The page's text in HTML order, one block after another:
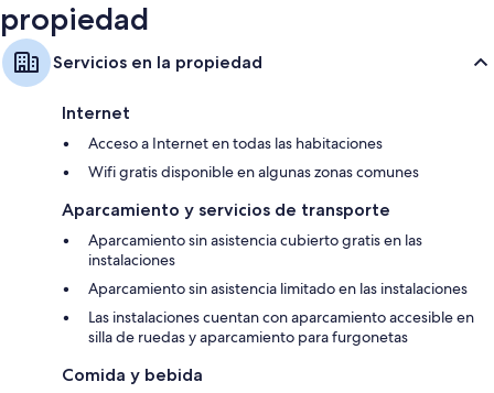
propiedad
Servicios en la propiedad
Internet
Acceso a Internet en todas las habitaciones
Wifi gratis disponible en algunas zonas comunes
Aparcamiento y servicios de transporte
Aparcamiento sin asistencia cubierto gratis en las
instalaciones
Aparcamiento sin asistencia limitado en las instalaciones
Las instalaciones cuentan con aparcamiento accesible en
silla de ruedas y aparcamiento para furgonetas
Comida y bebida